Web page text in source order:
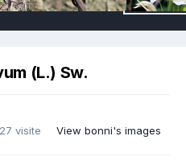
(L.) Sw.
visite View bonni's images